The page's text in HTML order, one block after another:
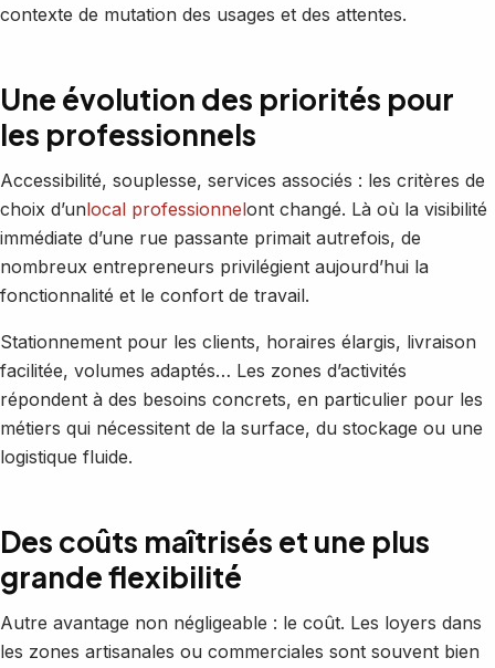
contexte de mutation des usages et des attentes.
Une évolution des priorités pour
les professionnels
Accessibilité, souplesse, services associés : les critères de
choix d’unlocal professionnelont changé. Là où la visibilité
immédiate d’une rue passante primait autrefois, de
nombreux entrepreneurs privilégient aujourd’hui la
fonctionnalité et le confort de travail.
Stationnement pour les clients, horaires élargis, livraison
facilitée, volumes adaptés… Les zones d’activités
répondent à des besoins concrets, en particulier pour les
métiers qui nécessitent de la surface, du stockage ou une
logistique fluide.
Des coûts maîtrisés et une plus
grande flexibilité
Autre avantage non négligeable : le coût. Les loyers dans
les zones artisanales ou commerciales sont souvent bien